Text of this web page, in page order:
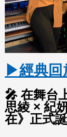
▶經典回
🎤 在舞台
思綾 × 紀
在》正式